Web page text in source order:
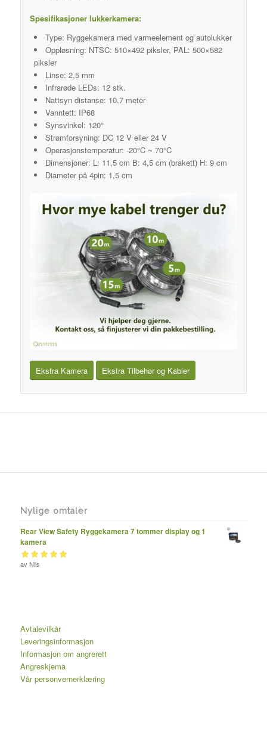
Spesifikasjoner lukkerkamera:
Type: Ryggekamera med varmeelement og autolukker
Oppløsning: NTSC: 510×492 piksler, PAL: 500×582
piksler
Linse: 2,5 mm
Infrarøde LEDs: 12 stk.
Nattsyn distanse: 10,7 meter
Vanntett: IP68
Synsvinkel: 120°
Strømforsyning: DC 12 V eller 24 V
Operasjonstemperatur: -20°C ~ 70°C
Dimensjoner: L: 11,5 cm B: 4,5 cm (brakett) H: 9 cm
Diameter på 4pin: 1,5 cm
Ekstra Kamera Ekstra Tilbehør og Kabler
Nylige omtaler
Rear View Safety Ryggekamera 7 tommer display og 1
kamera
Vurdert
av Nils
Avtalevilkår
Leveringsinformasjon
Informasjon om angrerett
Angreskjema
Vår personvernerklæring